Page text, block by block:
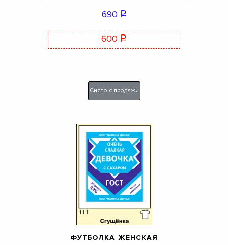
690 q
600 q
Снято с продажи
ФУТБОЛКА ЖЕНСКАЯ